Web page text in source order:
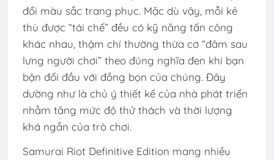
đổi màu sắc trang phục. Mặc dù vậy, mỗi kẻ
thù được “tái chế” đều có kỹ năng tấn công
khác nhau, thậm chí thường thừa cơ “đâm sau
lưng người chơi” theo đúng nghĩa đen khi bạn
bận đối đầu với đồng bọn của chúng. Đây
dường như là chủ ý thiết kế của nhà phát triển
nhằm tăng mức độ thử thách và thời lượng
khá ngắn của trò chơi.
Samurai Riot Definitive Edition mang nhiều